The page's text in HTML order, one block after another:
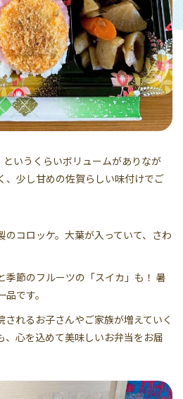
というくらいボリュームがありなが
、少し甘めの佐賀らしい味付けでご
のコロッケ。大葉が入っていて、さわ
季節のフルーツの「スイカ」も！ 暑
です。
されるお子さんやご家族が増えていく
、心を込めて美味しいお弁当をお届